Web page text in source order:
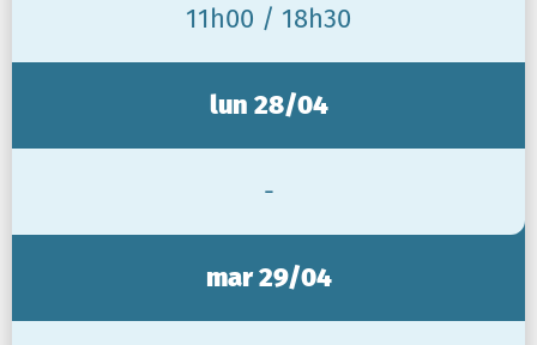
11h00 / 18h30
lun 28/04
-
mar 29/04